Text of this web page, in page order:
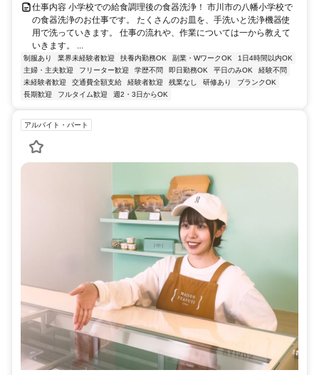
仕事内容 小学校での給食調理後の食器洗浄！ 市川市の八幡小学校で
の食器洗浄のお仕事です。 たくさんのお皿を、手洗いと洗浄機器使
用で洗っていきます。 仕事の流れや、作業については一から教えて
いきます。 ...
制服あり 業界未経験者歓迎 扶養内勤務OK 副業・WワークOK
1日4時間以内OK
主婦・主夫歓迎
フリーター歓迎 学歴不問 即日勤務OK 平日のみOK
経験不問
未経験者歓迎
交通費全額支給 経験者歓迎 残業なし 研修あり
ブランクOK
長期歓迎
フルタイム歓迎 週2・3日からOK
アルバイト・パート